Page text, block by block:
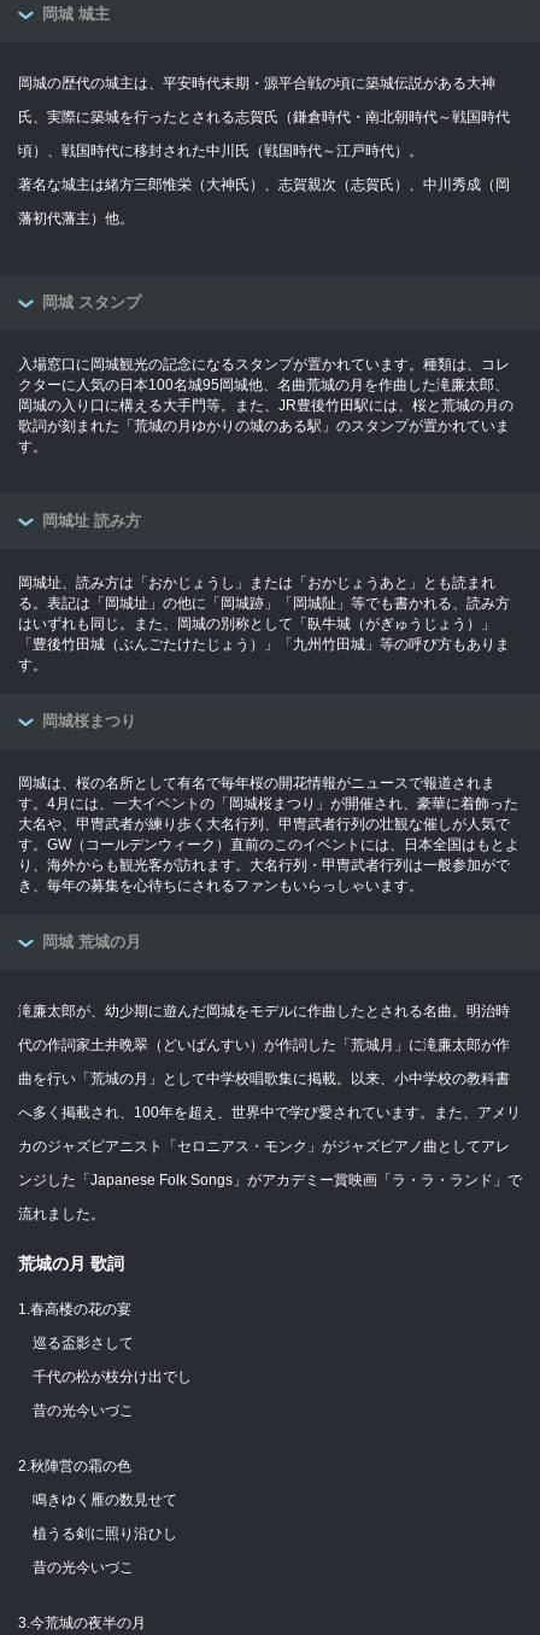
岡城 城主
岡城の歴代の城主は、平安時代末期・源平合戦の頃に築城伝説がある大神
氏、実際に築城を行ったとされる志賀氏（鎌倉時代・南北朝時代～戦国時代
頃）、戦国時代に移封された中川氏（戦国時代～江戸時代）。
著名な城主は緒方三郎惟栄（大神氏）、志賀親次（志賀氏）、中川秀成（岡
藩初代藩主）他。
岡城 スタンプ
入場窓口に岡城観光の記念になるスタンプが置かれています。種類は、コレ
クターに人気の日本100名城95岡城他、名曲荒城の月を作曲した滝廉太郎、
岡城の入り口に構える大手門等。また、JR豊後竹田駅には、桜と荒城の月の
歌詞が刻まれた「荒城の月ゆかりの城のある駅」のスタンプが置かれていま
す。
岡城址 読み方
岡城址、読み方は「おかじょうし」または「おかじょうあと」とも読まれ
る。表記は「岡城址」の他に「岡城跡」「岡城阯」等でも書かれる、読み方
はいずれも同じ。また、岡城の別称として「臥牛城（がぎゅうじょう）」
「豊後竹田城（ぶんごたけたじょう）」「九州竹田城」等の呼び方もありま
す。
岡城桜まつり
岡城は、桜の名所として有名で毎年桜の開花情報がニュースで報道されま
す。4月には、一大イベントの「岡城桜まつり」が開催され、豪華に着飾った
大名や、甲冑武者が練り歩く大名行列、甲冑武者行列の壮観な催しが人気で
す。GW（コールデンウィーク）直前のこのイベントには、日本全国はもとよ
り、海外からも観光客が訪れます。大名行列・甲冑武者行列は一般参加がで
き、毎年の募集を心待ちにされるファンもいらっしゃいます。
岡城 荒城の月
滝廉太郎が、幼少期に遊んだ岡城をモデルに作曲したとされる名曲。明治時
代の作詞家土井晩翠（どいばんすい）が作詞した「荒城月」に滝廉太郎が作
曲を行い「荒城の月」として中学校唱歌集に掲載。以来、小中学校の教科書
へ多く掲載され、100年を超え、世界中で学び愛されています。また、アメリ
カのジャズピアニスト「セロニアス・モンク」がジャズピアノ曲としてアレ
ンジした「Japanese Folk Songs」がアカデミー賞映画「ラ・ラ・ランド」で
流れました。
荒城の月 歌詞
1.春高楼の花の宴
巡る盃影さして
千代の松が枝分け出でし
昔の光今いづこ
2.秋陣営の霜の色
鳴きゆく雁の数見せて
植うる剣に照り沿ひし
昔の光今いづこ
3.今荒城の夜半の月